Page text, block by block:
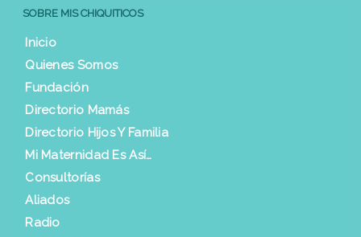
SOBRE MIS CHIQUITICOS
Inicio
Quienes Somos
Fundación
Directorio Mamás
Directorio Hijos Y Familia
Mi Maternidad Es Así…
Consultorías
Aliados
Radio